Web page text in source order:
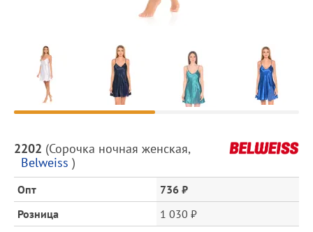
Предпросмотр
фотографий
Описание
товара
и
цена
2202 (Сорочка ночная женская,
Belweiss )
Опт
736 ₽
Розница
1 030 ₽